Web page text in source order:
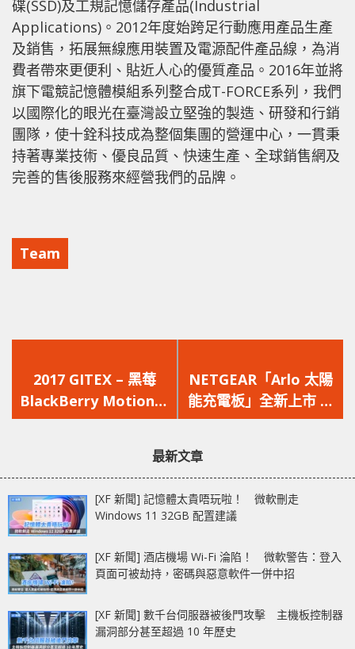
碟(SSD)及工規記憶儲存產品(Industrial
Applications)。2012年度始跨足行動應用產品生產
及銷售，拓展無線應用裝置及電源配件產品線，為消
費者帶來更便利、貼近人心的優質產品。2016年並將
旗下電競記憶體模組系列整合成T-FORCE系列，我們
以國際化的眼光在臺灣設立堅強的製造、研發和行銷
團隊，使十銓科技成為整個集團的營運中心，一貫秉
持著專業技術、優良品質、快速生產、全球銷售網及
完善的售後服務來經營我們的品牌。
Team
一
篇
文
2017 GITEX – 黑莓
BlackBerry Motion手
機發佈
一
篇
文
NETGEAR「Arlo 太陽
能充電板」全新上市 在
室外也能為攝影機提供
最新文章
[XF 新聞] 記憶體太貴唔玩啦！ 微軟刪走
Windows 11 32GB 配置建議
[XF 新聞] 酒店機場 Wi-Fi 淪陷！ 微軟警告：登入
頁面可被劫持，密碼與惡意軟件一併中招
[XF 新聞] 數千台伺服器被後門攻擊 主機板控制器
漏洞部分甚至超過 10 年歷史